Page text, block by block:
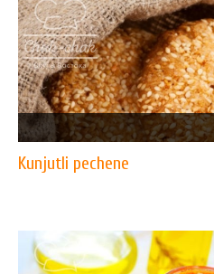
Kunjutli pechene